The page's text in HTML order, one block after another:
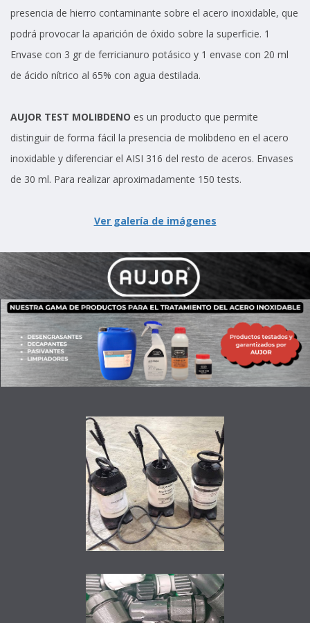
presencia de hierro contaminante sobre el acero inoxidable, que
podrá provocar la aparición de óxido sobre la superficie. 1
Envase con 3 gr de ferricianuro potásico y 1 envase con 20 ml
de ácido nítrico al 65% con agua destilada.
AUJOR TEST MOLIBDENO es un producto que permite
distinguir de forma fácil la presencia de molibdeno en el acero
inoxidable y diferenciar el AISI 316 del resto de aceros. Envases
de 30 ml. Para realizar aproximadamente 150 tests.
Ver galería de imágenes